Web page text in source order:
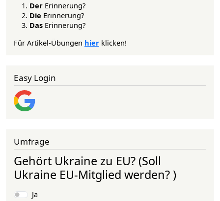
Der Erinnerung?
Die Erinnerung?
Das Erinnerung?
Für Artikel-Übungen hier klicken!
Easy Login
Umfrage
Gehört Ukraine zu EU? (Soll
Ukraine EU-Mitglied werden? )
Auswahlmöglichkeiten
Ja